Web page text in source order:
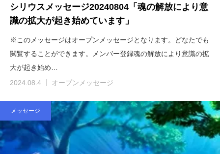
シリウスメッセージ20240804「魂の解放により意
識の拡大が起き始めています」
※このメッセージはオープンメッセージとなります。どなたでも
閲覧することができます。メンバー登録魂の解放により意識の拡
大が起き始め…
2024.08.4
オープンメッセージ
メッセージ